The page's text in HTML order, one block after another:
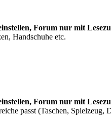
Forum nur mit
Handschuhe etc.
Forum nur mit
passt (Taschen, Spielzeug,